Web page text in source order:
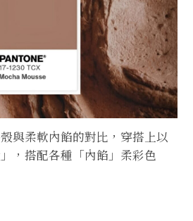
與柔軟內餡的對比，穿搭上以
，搭配各種「內餡」柔彩色